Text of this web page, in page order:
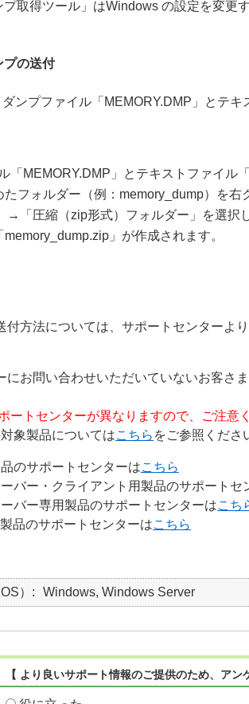
取得ツール」はWindows の設定を変更
プの送付
ンプファイル「MEMORY.DMP」とテ
「MEMORY.DMP」とテキストファイル
フォルダー（例：memory_dump）を右
→「圧縮（zip形式）フォルダー」を選択
」が作成されます。
付方法については、サポートセンターよ
にお問い合わせいただいていないお客
ートセンターが異なりますので、ご注意く
象製品についてはこちら をご参照くださ
のサポートセンターはこちら
バー・クライアント用製品のサポートセ
バー専用製品のサポートセンターはこち
品のサポートセンターはこちら
） Windows, Windows Server
【 より良いサポート情報のご提供のため、ア